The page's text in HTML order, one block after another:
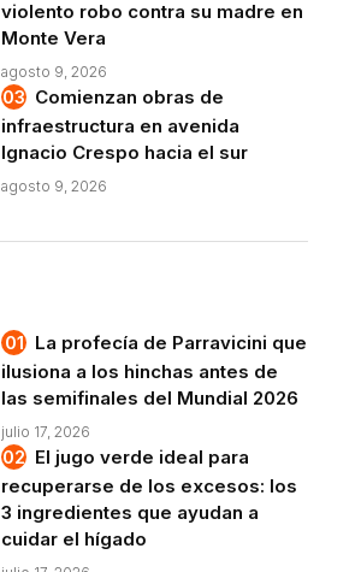
violento robo contra su madre en
Monte Vera
agosto 9, 2026
Comienzan obras de
infraestructura en avenida
Ignacio Crespo hacia el sur
agosto 9, 2026
La profecía de Parravicini que
ilusiona a los hinchas antes de
las semifinales del Mundial 2026
julio 17, 2026
El jugo verde ideal para
recuperarse de los excesos: los
3 ingredientes que ayudan a
cuidar el hígado